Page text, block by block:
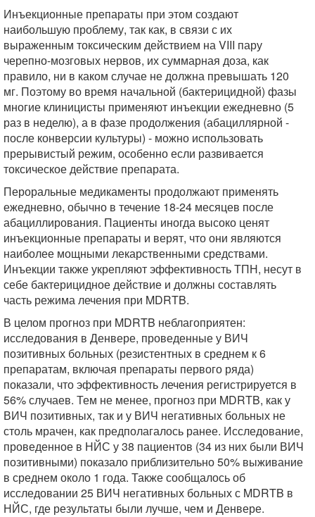
Инъекционные препараты при этом создают
наибольшую проблему, так как, в связи с их
выраженным токсическим действием на VIII пару
черепно-мозговых нервов, их суммарная доза, как
правило, ни в каком случае не должна превышать 120
мг. Поэтому во время начальной (бактерицидной) фазы
многие клиницисты применяют инъекции ежедневно (5
раз в неделю), а в фазе продолжения (абациллярной -
после конверсии культуры) - можно использовать
прерывистый режим, особенно если развивается
токсическое действие препарата.
Пероральные медикаменты продолжают применять
ежедневно, обычно в течение 18-24 месяцев после
абациллирования. Пациенты иногда высоко ценят
инъекционные препараты и верят, что они являются
наиболее мощными лекарственными средствами.
Инъекции также укрепляют эффективность ТПН, несут в
себе бактерицидное действие и должны составлять
часть режима лечения при MDRTB.
В целом прогноз при MDRTB неблагоприятен:
исследования в Денвере, проведенные у ВИЧ
позитивных больных (резистентных в среднем к 6
препаратам, включая препараты первого ряда)
показали, что эффективность лечения регистрируется в
56% случаев. Тем не менее, прогноз при MDRTB, как у
ВИЧ позитивных, так и у ВИЧ негативных больных не
столь мрачен, как предполагалось ранее. Исследование,
проведенное в НЙС у 38 пациентов (34 из них были ВИЧ
позитивными) показало приблизительно 50% выживание
в среднем около 1 года. Также сообщалось об
исследовании 25 ВИЧ негативных больных с MDRTB в
НЙС, где результаты были лучше, чем и Денвере.